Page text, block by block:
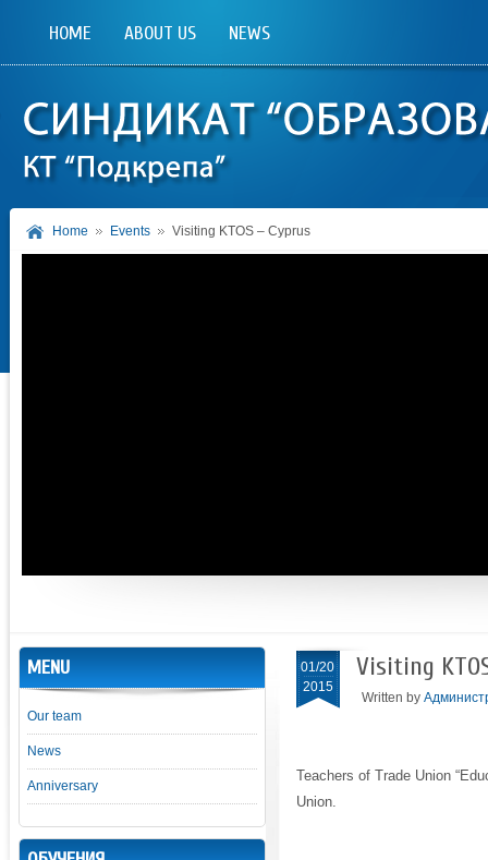
HOME ABOUT US NEWS
Home Events Visiting KTOS – Cyprus
01/20
2015
Visiting
Written by
Teachers of Trade Union
Union.
MENU
Our team
News
Anniversary